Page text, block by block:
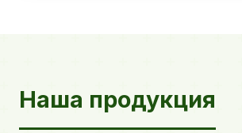
Наша продукция